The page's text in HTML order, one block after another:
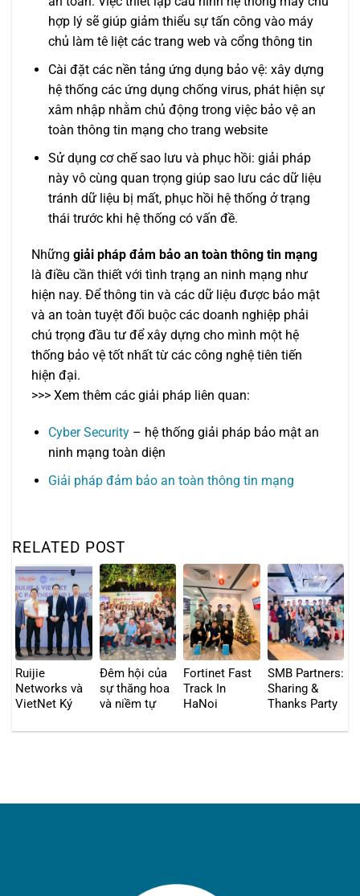
hợp lý sẽ giúp giảm thiểu sự tấn công vào máy
chủ làm tê liệt các trang web và cổng thông tin
Cài đặt các nền tảng ứng dụng bảo vệ: xây dựng
hệ thống các ứng dụng chống virus, phát hiện sự
xâm nhập nhằm chủ động trong việc bảo vệ an
toàn thông tin mạng cho trang website
Sử dụng cơ chế sao lưu và phục hồi: giải pháp
này vô cùng quan trọng giúp sao lưu các dữ liệu
tránh dữ liệu bị mất, phục hồi hệ thống ở trạng
thái trước khi hệ thống có vấn đề.
Những giải pháp đảm bảo an toàn thông tin mạng
là điều cần thiết với tình trạng an ninh mạng như
hiện nay. Để thông tin và các dữ liệu được bảo mật
và an toàn tuyệt đối buộc các doanh nghiệp phải
chú trọng đầu tư để xây dựng cho mình một hệ
thống bảo vệ tốt nhất từ các công nghệ tiên tiến
hiện đại.
>>> Xem thêm các giải pháp liên quan:
Cyber Security– hệ thống giải pháp bảo mật an
ninh mạng toàn diện
Giải pháp đảm bảo an toàn thông tin mạng
RELATED POST
Ruijie
Networks và
VietNet Ký
Chiến Lược:
Đêm hội của
sự thăng hoa
và niềm tự
và GAPV chào
Fortinet Fast
Track In
HaNoi
SMB Partners:
Sharing &
Thanks Party